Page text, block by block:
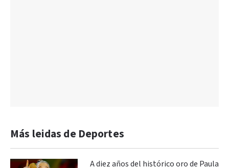
Más leidas de Deportes
A diez años del histórico oro de Paula